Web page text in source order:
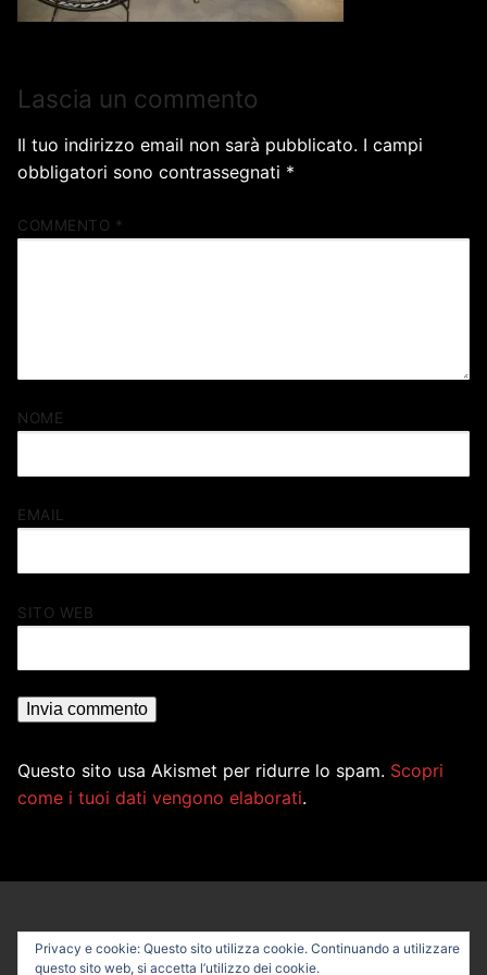
Lascia un commento
Il tuo indirizzo email non sarà pubblicato. I campi
obbligatori sono contrassegnati *
COMMENTO *
NOME
EMAIL
SITO WEB
Questo sito usa Akismet per ridurre lo spam. Scopri
come i tuoi dati vengono elaborati.
Privacy e cookie: Questo sito utilizza cookie. Continuando a utilizzare
questo sito web, si accetta l’utilizzo dei cookie.